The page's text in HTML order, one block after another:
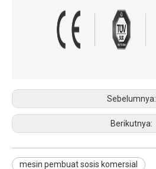
Sebelumnya:
Berikutnya:
mesin pembuat sosis komersial